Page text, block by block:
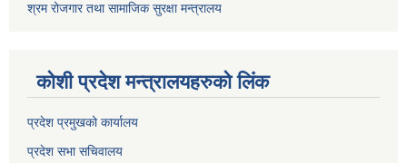
श्रम रोजगार तथा सामाजिक सुरक्षा मन्त्रालय
कोशी प्रदेश मन्त्रालयहरुको लिंक
प्रदेश प्रमुखको कार्यालय
प्रदेश सभा सचिवालय